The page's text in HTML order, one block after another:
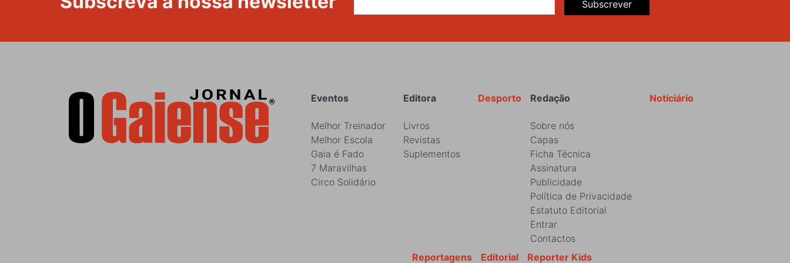
Subscrever
Rodapé Noticiário
Redação
Sobre nós
Capas
Ficha Técnica
Assinatura
Publicidade
Política de Privacidade
Estatuto Editorial
Entrar
Contactos
Desporto
Editora
Livros
Revistas
Suplementos
Eventos
Melhor Treinador
Melhor Escola
Gaia é Fado
7 Maravilhas
Circo Solidário
Reporter Kids
Editorial
Reportagens